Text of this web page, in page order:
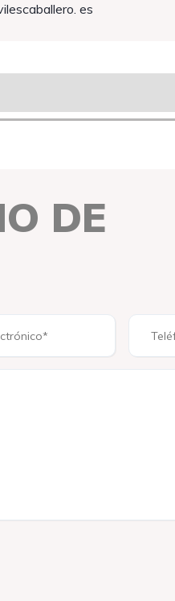
es
DE